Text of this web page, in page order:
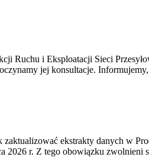
Ruchu i Eksploatacji Sieci
jej konsultacje.
ekstrakty danych w
r. Z tego obowiązku